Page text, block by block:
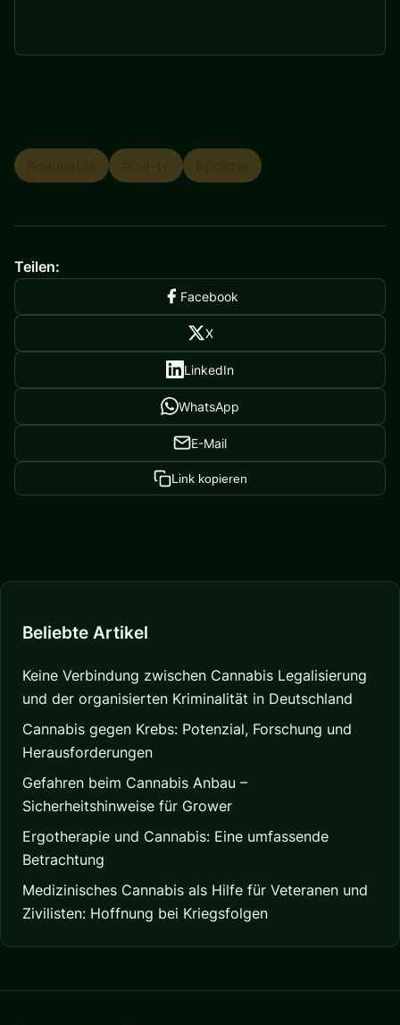
Teilen:
Facebook
X
LinkedIn
WhatsApp
E-Mail
Link kopieren
Beliebte Artikel
Keine Verbindung zwischen Cannabis Legalisierung
und der organisierten Kriminalität in Deutschland
Cannabis gegen Krebs: Potenzial, Forschung und
Herausforderungen
Gefahren beim Cannabis Anbau –
Sicherheitshinweise für Grower
Ergotherapie und Cannabis: Eine umfassende
Betrachtung
Medizinisches Cannabis als Hilfe für Veteranen und
Zivilisten: Hoffnung bei Kriegsfolgen